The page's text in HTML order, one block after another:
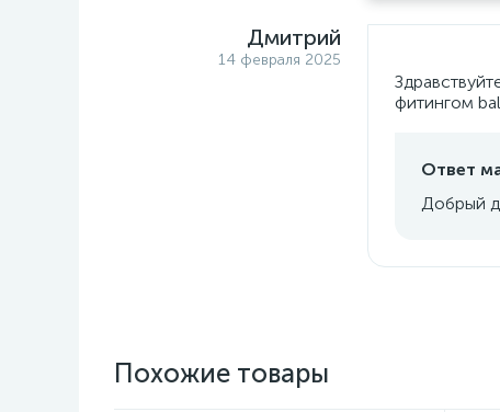
Дмитрий
14 февраля 2025
фитингом
Ответ
Добрый
Похожие товары